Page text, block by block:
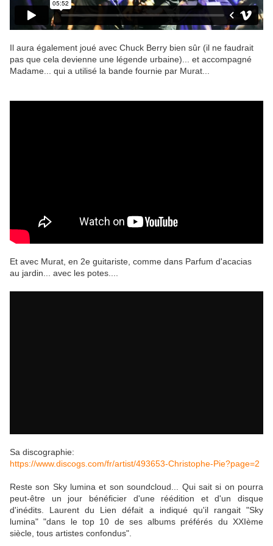
Il aura également joué avec Chuck Berry bien sûr (il ne faudrait
pas que cela devienne une légende urbaine)... et accompagné
Madame... qui a utilisé la bande fournie par Murat...
Et avec Murat, en 2e guitariste, comme dans Parfum d'acacias
au jardin... avec les potes....
Sa discographie:
https://www.discogs.com/fr/artist/493653-Christophe-Pie?page=2
Reste son Sky lumina et son soundcloud... Qui sait si on pourra
peut-être un jour bénéficier d'une réédition et d'un disque
d'inédits. Laurent du Lien défait a indiqué qu'il rangait "Sky
lumina""dans le top 10 de ses albums préférés du XXIème
siècle, tous artistes confondus".